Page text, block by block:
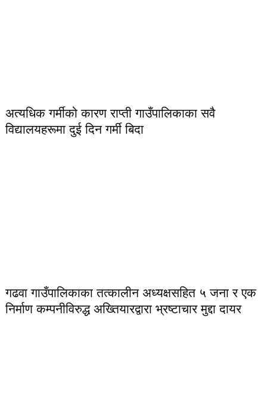
अत्यधिक गर्मीको कारण राप्ती गाउँपालिकाका सवै
विद्यालयहरूमा दुई दिन गर्मी बिदा
गढवा गाउँपालिकाका तत्कालीन अध्यक्षसहित ५ जना र एक
निर्माण कम्पनीविरुद्ध अख्तियारद्वारा भ्रष्टाचार मुद्दा दायर